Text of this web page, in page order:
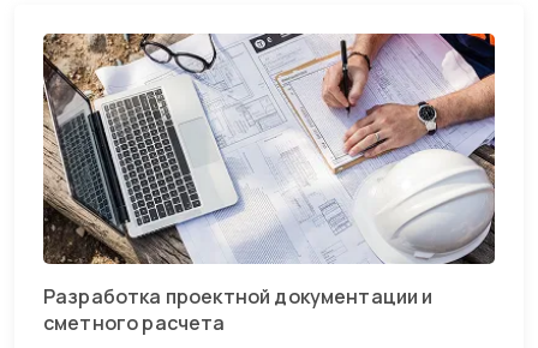
Разработка проектной документации и
сметного расчета